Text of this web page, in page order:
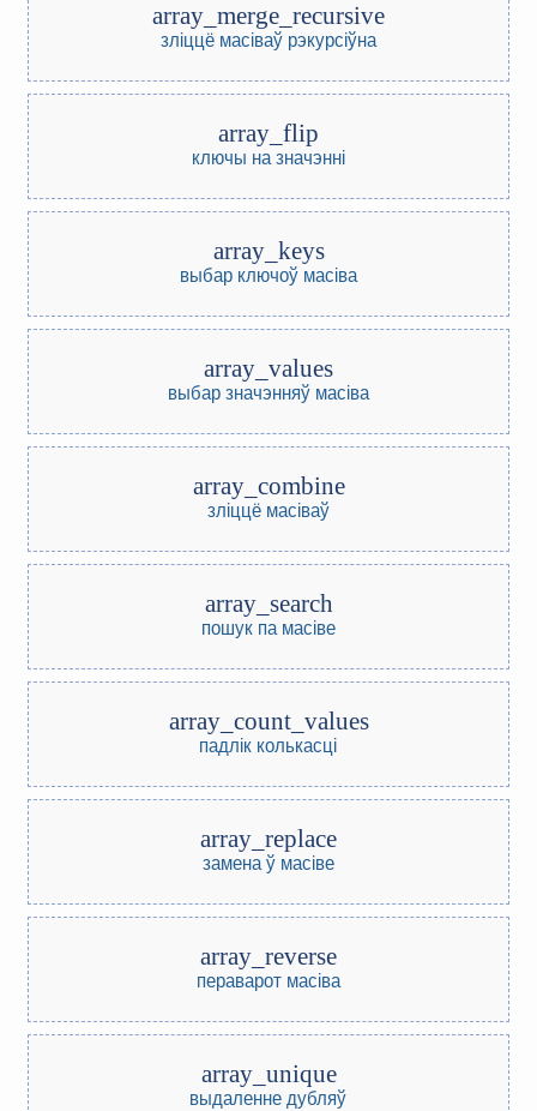
array_merge_recursive
зліццё масіваў рэкурсіўна
array_flip
ключы на значэнні
array_keys
выбар ключоў масіва
array_values
выбар значэнняў масіва
array_combine
зліццё масіваў
array_search
пошук па масіве
array_count_values
падлік колькасці
array_replace
замена ў масіве
array_reverse
пераварот масіва
array_unique
выдаленне дубляў